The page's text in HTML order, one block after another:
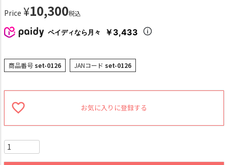
Price ¥10,300税込
ペイディなら月々 ￥3,433
商品番号 set-0126 JANコード set-0126
お気に入りに登録する